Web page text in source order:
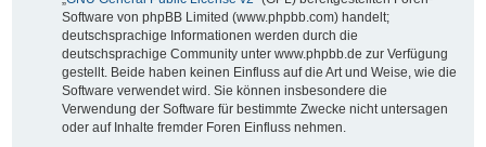
Software von phpBB Limited (www.phpbb.com) handelt;
deutschsprachige Informationen werden durch die
deutschsprachige Community unter www.phpbb.de zur Verfügung
gestellt. Beide haben keinen Einfluss auf die Art und Weise, wie die
Software verwendet wird. Sie können insbesondere die
Verwendung der Software für bestimmte Zwecke nicht untersagen
oder auf Inhalte fremder Foren Einfluss nehmen.